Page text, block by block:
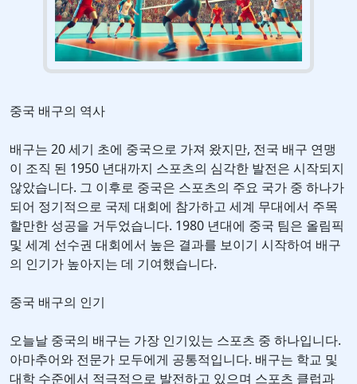
중국 배구의 역사
배구는 20 세기 초에 중국으로 가져 왔지만, 전국 배구 연맹
이 조직 된 1950 년대까지 스포츠의 심각한 발전은 시작되지
않았습니다. 그 이후로 중국은 스포츠의 주요 국가 중 하나가
되어 정기적으로 국제 대회에 참가하고 세계 무대에서 주목
할만한 성공을 거두었습니다. 1980 년대에 중국 팀은 올림픽
및 세계 선수권 대회에서 높은 결과를 보이기 시작하여 배구
의 인기가 높아지는 데 기여했습니다.
중국 배구의 인기
오늘날 중국의 배구는 가장 인기있는 스포츠 중 하나입니다.
아마추어와 전문가 모두에게 공통적입니다. 배구는 학교 및
대학 수준에서 적극적으로 발전하고 있으며 스포츠 클럽과